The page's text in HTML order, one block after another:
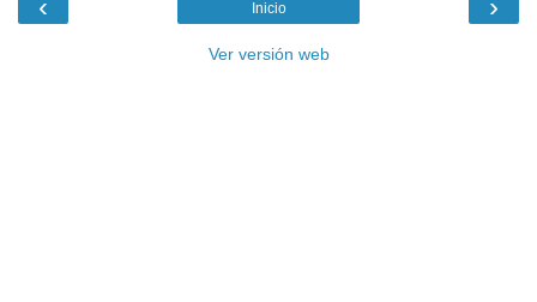
Inicio
Ver versión web